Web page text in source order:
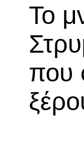
Το
που